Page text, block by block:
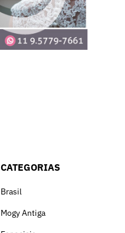
CATEGORIAS
Brasil
Mogy Antiga